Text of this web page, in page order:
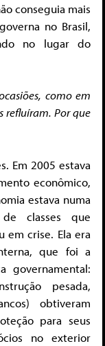
conseguia mais
no Brasil,
no lugar do
como em
refluíram. Por que
Em 2005 estava
econômico,
estava numa
classes que
em crise. Ela era
que foi a
governamental:
pesada,
obtiveram
para seus
no exterior